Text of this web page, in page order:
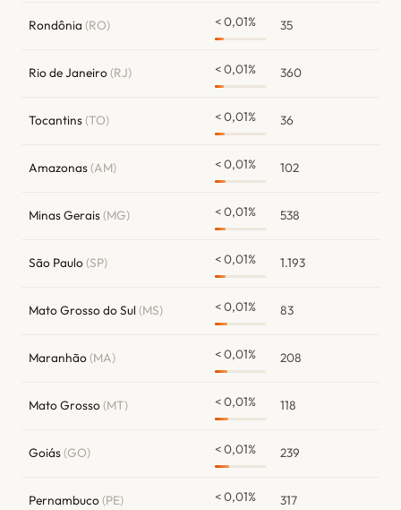
Rondônia (RO) < 0,01% 35
Rio de Janeiro(RJ) < 0,01% 360
Tocantins(TO) < 0,01% 36
Amazonas(AM) < 0,01% 102
Minas Gerais(MG) < 0,01% 538
São Paulo(SP) < 0,01% 1.193
Mato Grosso do Sul(MS) < 0,01% 83
Maranhão(MA) < 0,01% 208
Mato Grosso(MT) < 0,01% 118
Goiás(GO) < 0,01% 239
Pernambuco(PE) < 0,01% 317